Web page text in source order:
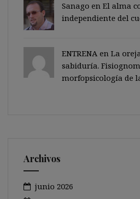
Sanago en El alma
independiente del
ENTRENA en La
sabiduría.
morfopsicología de
Archivos
junio 2026